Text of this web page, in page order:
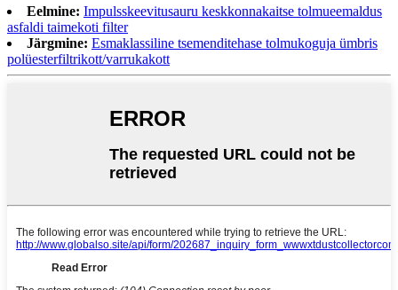
Eelmine: Impulsskeevitusauru keskkonnakaitse tolmueemaldus
asfaldi taimekoti filter
Järgmine: Esmaklassiline tsemenditehase tolmukoguja ümbris
polüesterfiltrikott/varrukakott